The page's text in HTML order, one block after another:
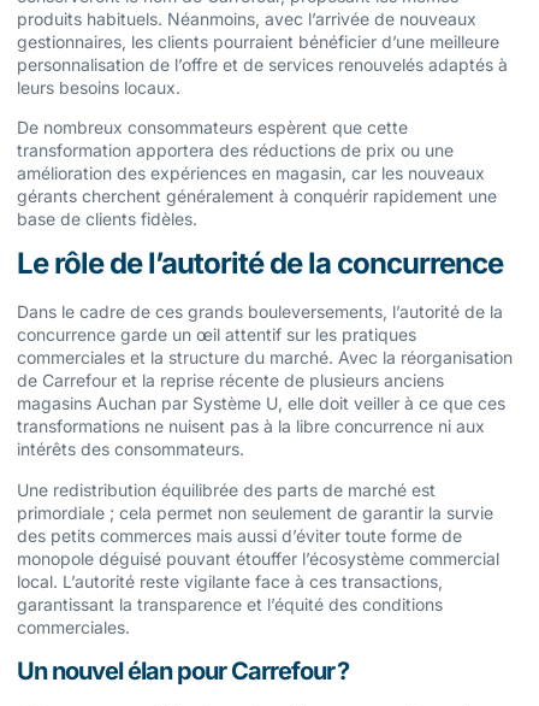
produits habituels. Néanmoins, avec l’arrivée de nouveaux
gestionnaires, les clients pourraient bénéficier d’une meilleure
personnalisation de l’offre et de services renouvelés adaptés à
leurs besoins locaux.
De nombreux consommateurs espèrent que cette
transformation apportera des réductions de prix ou une
amélioration des expériences en magasin, car les nouveaux
gérants cherchent généralement à conquérir rapidement une
base de clients fidèles.
Le rôle de l’autorité de la concurrence
Dans le cadre de ces grands bouleversements, l’autorité de la
concurrence garde un œil attentif sur les pratiques
commerciales et la structure du marché. Avec la réorganisation
de Carrefour et la reprise récente de plusieurs anciens
magasins Auchan par Système U, elle doit veiller à ce que ces
transformations ne nuisent pas à la libre concurrence ni aux
intérêts des consommateurs.
Une redistribution équilibrée des parts de marché est
primordiale ; cela permet non seulement de garantir la survie
des petits commerces mais aussi d’éviter toute forme de
monopole déguisé pouvant étouffer l’écosystème commercial
local. L’autorité reste vigilante face à ces transactions,
garantissant la transparence et l’équité des conditions
commerciales.
Un nouvel élan pour Carrefour ?